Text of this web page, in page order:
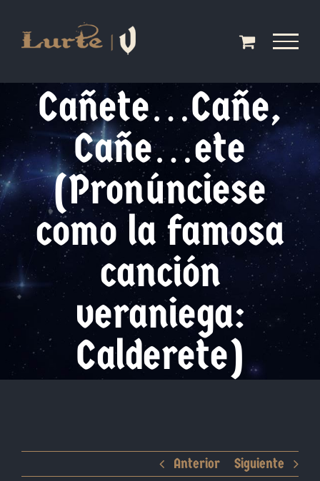
contenido
Cañete…Cañe,
Cañe…ete
(Pronúnciese
como la famosa
canción
veraniega:
Calderete)
Anterior Siguiente